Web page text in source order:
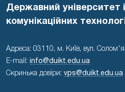
Державний університет
комунікаційних
Адреса: 03110, м. Київ, вул.
E-mail:
info@duikt.edu.ua
Скринька довіри: vps@duikt.edu.ua